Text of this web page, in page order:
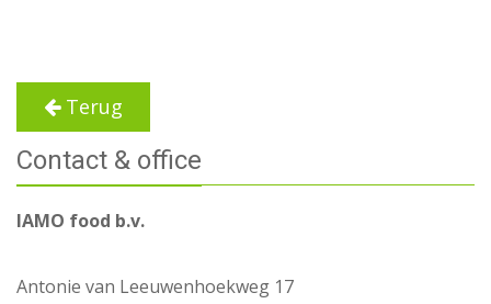
Terug
Contact & office
IAMO food b.v.
Antonie van Leeuwenhoekweg 17